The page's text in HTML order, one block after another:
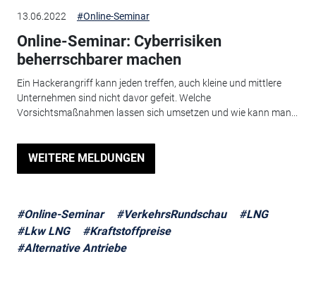
13.06.2022 #Online-Seminar
Online-Seminar: Cyberrisiken
beherrschbarer machen
Ein Hackerangriff kann jeden treffen, auch kleine und mittlere
Unternehmen sind nicht davor gefeit. Welche
Vorsichtsmaßnahmen lassen sich umsetzen und wie kann man...
WEITERE MELDUNGEN
#Online-Seminar #VerkehrsRundschau
#LNG
#Lkw LNG
#Kraftstoffpreise
#Alternative Antriebe